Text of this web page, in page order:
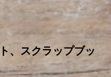
、スクラップブッ